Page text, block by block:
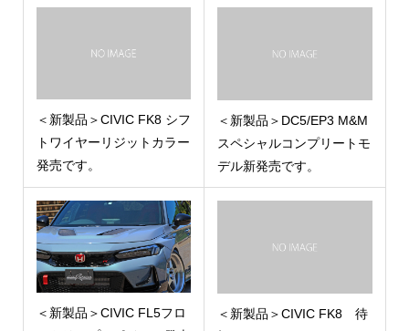
＜新製品＞CIVIC FK8 シフ
トワイヤーリジットカラー
発売です。
＜新製品＞DC5/EP3 M&M
スペシャルコンプリートモ
デル新発売です。
＜新製品＞CIVIC FL5フロ
＜新製品＞CIVIC FK8 待